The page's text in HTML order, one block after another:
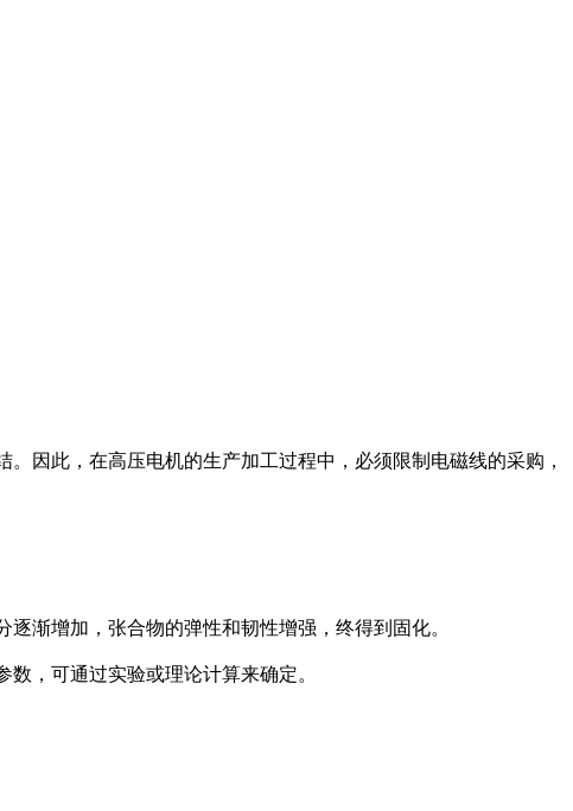
因此，在高压电机的生产加工过程中，必须限制电磁线的采购，
渐增加，张合物的弹性和韧性增强，终得到固化。
，可通过实验或理论计算来确定。